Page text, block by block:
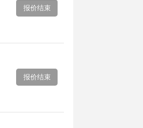
报价结束
报价结束